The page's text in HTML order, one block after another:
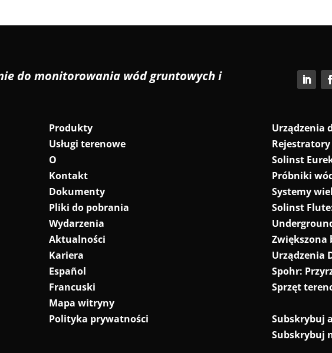
do monitorowania wód gruntowych i
Produkty
Usługi terenowe
O
Kontakt
Dokumenty
Pliki do pobrania
Wydarzenia
Aktualności
Kariera
Español
Francuski
Mapa witryny
Polityka prywatności
Urządzenia
Solinst
Próbniki
Systemy
Solinst
Zwiększona
Urządzenia
Spohr:
Sprzęt
Subskrybuj
Subskrybuj